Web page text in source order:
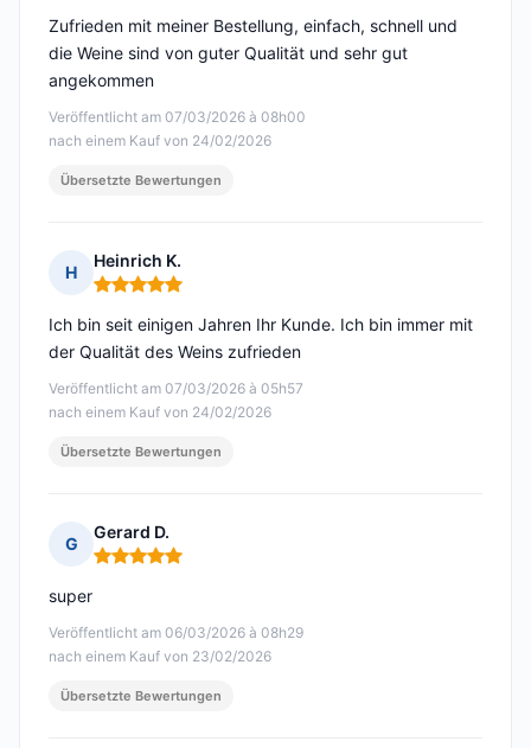
Veröffentlicht am 07/03/2026 à 08h00
nach einem Kauf von 24/02/2026
Zufrieden mit meiner Bestellung, einfach, schnell und
die Weine sind von guter Qualität und sehr gut
angekommen
Übersetzte Bewertungen
H
Heinrich K.
Hinweis: 5 von 5
Veröffentlicht am 07/03/2026 à 05h57
nach einem Kauf von 24/02/2026
Ich bin seit einigen Jahren Ihr Kunde. Ich bin immer mit
der Qualität des Weins zufrieden
Übersetzte Bewertungen
G
Gerard D.
Hinweis: 5 von 5
Veröffentlicht am 06/03/2026 à 08h29
nach einem Kauf von 23/02/2026
super
Übersetzte Bewertungen